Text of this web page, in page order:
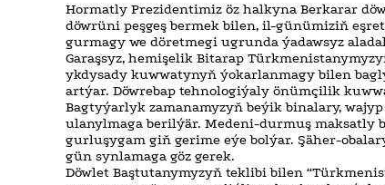
Hormatly Prezidentimiz öz halkyna Berkarar
döwrüni peşgeş bermek bilen, il-günümiziň
gurmagy we döretmegi ugrunda ýadawsyz
Garaşsyz, hemişelik Bitarap
ykdysady kuwwatynyň ýokarlanmagy bilen
artýar. Döwrebap tehnologiýaly önümçilik
Bagtyýarlyk zamanamyzyň beýik binalary,
ulanylmaga berilýär. Medeni-durmuş maksatly
gurluşygam giň gerime eýe bolýar. Şäher-
gün synlamaga göz gerek.
Döwlet Baştutanymyzyň teklibi bilen